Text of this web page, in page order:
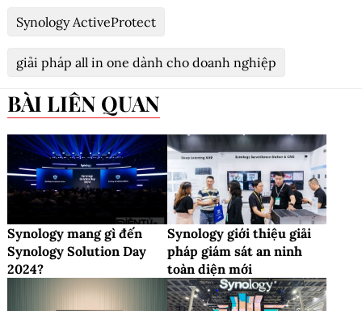
Synology ActiveProtect
giải pháp all in one dành cho doanh nghiệp
BÀI LIÊN QUAN
Synology mang gì đến
Synology Solution Day
2024?
Synology giới thiệu giải
pháp giám sát an ninh
toàn diện mới